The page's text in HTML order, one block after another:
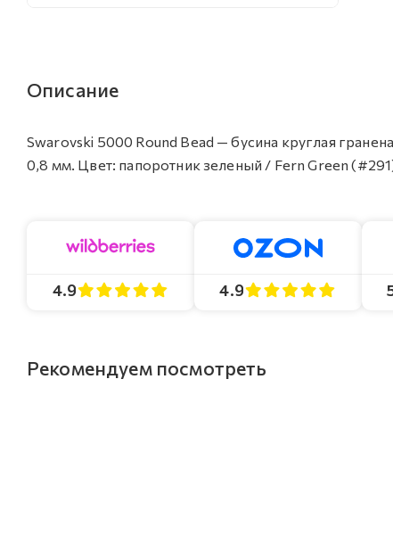
Описание
Swarovski 5000 Round Bead — бусина круглая
0,8 мм. Цвет: папоротник зеленый / Fern Green
4.9 4.9
Рекомендуем посмотреть